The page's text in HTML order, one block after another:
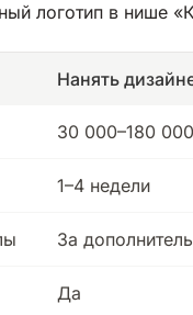
логотип в нише
Нанять
30 000–180
1–4 недели
За
Да